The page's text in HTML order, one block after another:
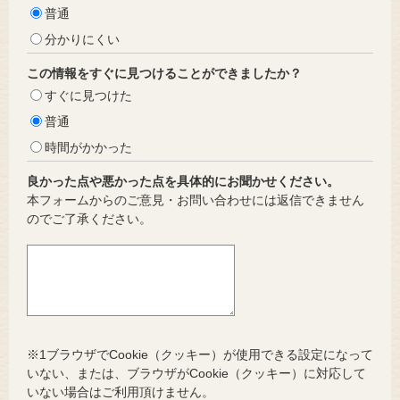
普通
分かりにくい
この情報をすぐに見つけることができましたか？
すぐに見つけた
普通
時間がかかった
良かった点や悪かった点を具体的にお聞かせください。
本フォームからのご意見・お問い合わせには返信できません
のでご了承ください。
※1ブラウザでCookie（クッキー）が使用できる設定になって
いない、または、ブラウザがCookie（クッキー）に対応して
いない場合はご利用頂けません。